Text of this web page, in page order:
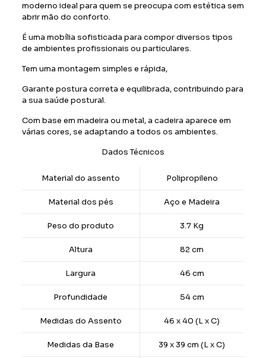
moderno ideal para quem se preocupa com estética sem
abrir mão do conforto.
É uma mobília sofisticada para compor diversos tipos
de ambientes profissionais ou particulares.
Tem uma montagem simples e rápida,
Garante postura correta e equilibrada, contribuindo para
a sua saúde postural.
Com base em madeira ou metal, a cadeira aparece em
várias cores, se adaptando a todos os ambientes.
Dados Técnicos
Material do assento Polipropileno
Material dos pés Aço e Madeira
Peso do produto 3.7 Kg
Altura 82 cm
Largura 46 cm
Profundidade 54 cm
Medidas do Assento 46 x 40 (L x C)
Medidas da Base 39 x 39 cm (L x C)